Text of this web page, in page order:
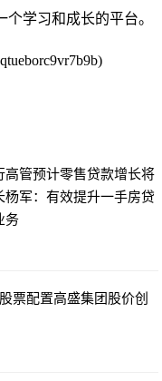
个学习和成长的平台。
管预计零售贷款增长将
杨军：有效提升一手房贷
务
票配置高盛集团股价创